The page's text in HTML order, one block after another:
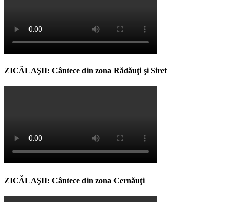
ZICĂLAŞII: Cântece din zona Rădăuţi şi Siret
ZICĂLAŞII: Cântece din zona Cernăuţi